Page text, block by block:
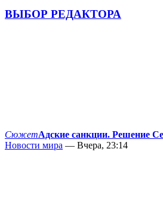
ВЫБОР РЕДАКТОРА
СюжетАдские санкции. Решение
Новости мира — Вчера, 23:14